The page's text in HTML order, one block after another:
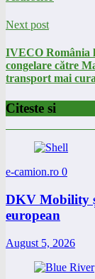
Next post
IVECO România
congelare către
transport mai
Citeste si
e-camion.ro 0
DKV Mobility
european
August 5, 2026